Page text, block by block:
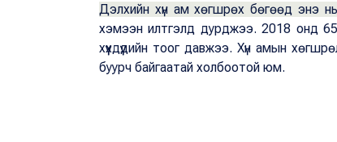
Дэлхийн хүн ам хөгшрөх бөгөөд энэ
хэмээн илтгэлд дурджээ. 2018 онд 65
хүүхдүүдийн тоог давжээ. Хүн амын
буурч байгаатай холбоотой юм.